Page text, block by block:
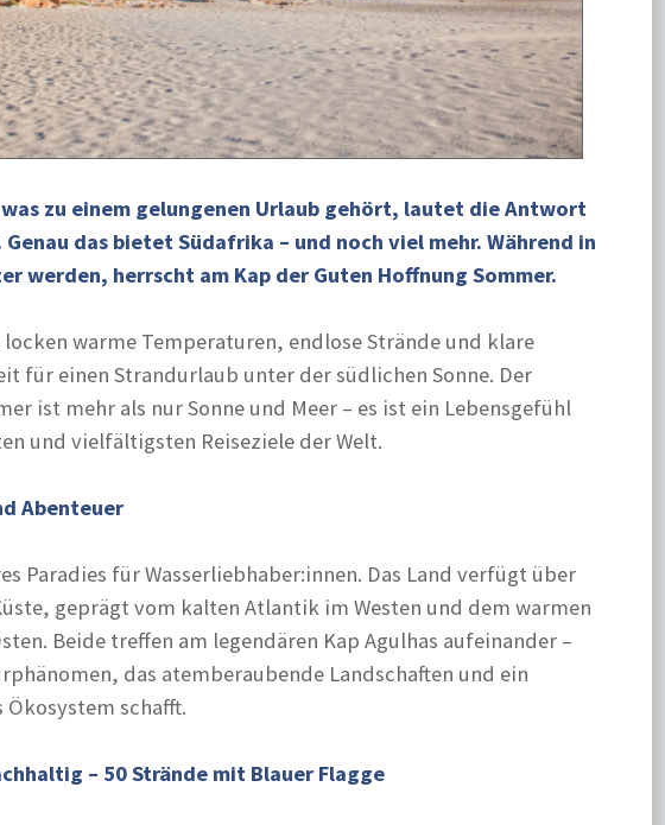
was zu einem gelungenen Urlaub gehört, lautet die Antwort
Genau das bietet Südafrika – und noch viel mehr. Während in
werden, herrscht am Kap der Guten Hoffnung Sommer.
warme Temperaturen, endlose Strände und klare
für einen Strandurlaub unter der südlichen Sonne. Der
ist mehr als nur Sonne und Meer – es ist ein Lebensgefühl
und vielfältigsten Reiseziele der Welt.
Abenteuer
Paradies für Wasserliebhaber:innen. Das Land verfügt über
geprägt vom kalten Atlantik im Westen und dem warmen
Beide treffen am legendären Kap Agulhas aufeinander –
das atemberaubende Landschaften und ein
schafft.
– 50 Strände mit Blauer Flagge